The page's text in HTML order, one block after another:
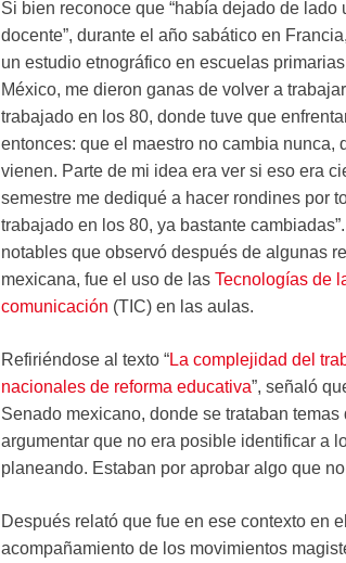
Si bien reconoce que “había dejado de lado
docente”, durante el año sabático en
un estudio etnográfico en escuelas
México, me dieron ganas de volver a
trabajado en los 80, donde tuve que
entonces: que el maestro no cambia nunca,
vienen. Parte de mi idea era ver si eso era
semestre me dediqué a hacer rondines por
trabajado en los 80, ya bastante
notables que observó después de algunas
mexicana, fue el uso de las Tecnologías de
comunicación (TIC) en las aulas.
Refiriéndose al texto “La complejidad del
nacionales de reforma educativa”, señaló
Senado mexicano, donde se trataban
argumentar que no era posible identificar a
planeando. Estaban por aprobar algo que
Después relató que fue en ese contexto en
acompañamiento de los movimientos